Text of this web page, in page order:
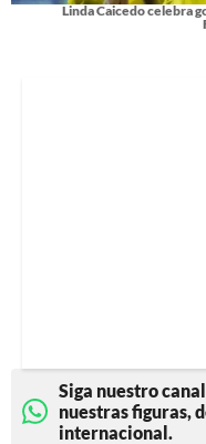
Linda Caicedo celebra
Siga nuestro
nuestras figuras,
internacional.